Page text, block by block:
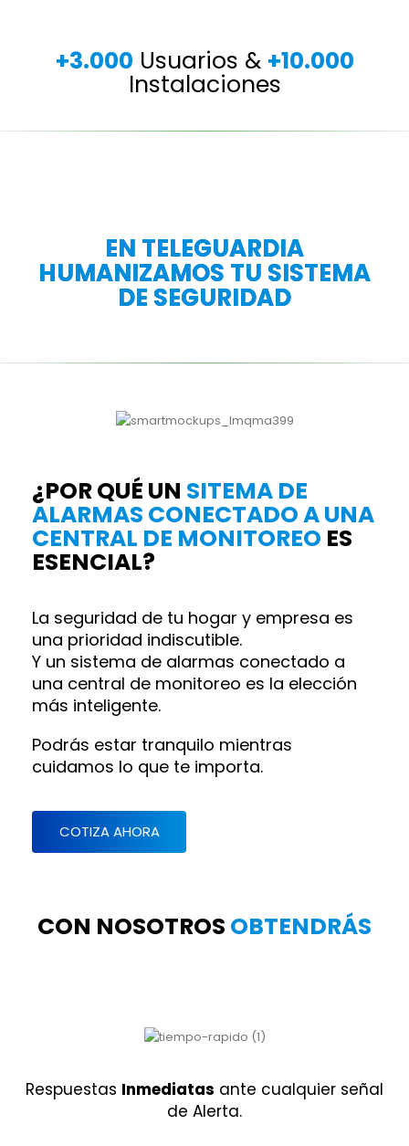
+3.000 Usuarios & +10.000
Instalaciones
EN TELEGUARDIA
HUMANIZAMOS TU SISTEMA
DE SEGURIDAD
¿POR QUÉ UN SITEMA DE
ALARMAS CONECTADO A UNA
CENTRAL DE MONITOREO ES
ESENCIAL?
La seguridad de tu hogar y empresa es
una prioridad indiscutible.
Y un sistema de alarmas conectado a
una central de monitoreo es la elección
más inteligente.
Podrás estar tranquilo mientras
cuidamos lo que te importa.
COTIZA AHORA
CON NOSOTROS OBTENDRÁS
Respuestas Inmediatas ante cualquier señal
de Alerta.